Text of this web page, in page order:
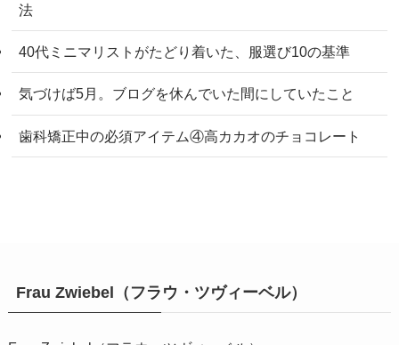
法
40代ミニマリストがたどり着いた、服選び10の基準
気づけば5月。ブログを休んでいた間にしていたこと
歯科矯正中の必須アイテム④高カカオのチョコレート
Frau Zwiebel（フラウ・ツヴィーベル）